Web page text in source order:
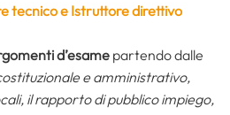
tecnico e Istruttore direttivo
d’esame partendo dalle
e amministrativo,
il rapporto di pubblico impiego,